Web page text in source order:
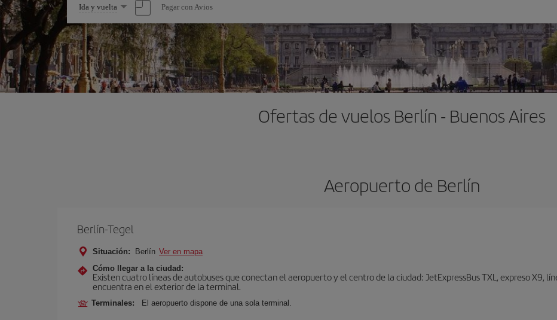
Seleccione
una
opción
Ida y vuelta Pagar con Avios
Ofertas de vuelos Berlín - Buenos Aires
Aeropuerto de Berlín
Berlín-Tegel
Situación: Berlín Ver en mapa
Cómo llegar a la ciudad:
Existen cuatro líneas de autobuses que conectan el aeropuerto y el centro de la ciudad: JetExpressBus TXL, expreso X9,
encuentra en el exterior de la terminal.
Terminales: El aeropuerto dispone de una sola terminal.